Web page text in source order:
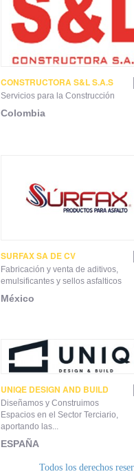
CONSTRUCTORA S&L S.A.S
Servicios para la Construcción
Colombia
SURFAX SA DE CV
Fabricación y venta de aditivos,
emulsificantes y sellos asfalticos
México
UNIQE DESIGN AND BUILD
Diseñamos y Construimos
Espacios en el Sector Terciario,
aportando las...
ESPAÑA
Todos los derechos